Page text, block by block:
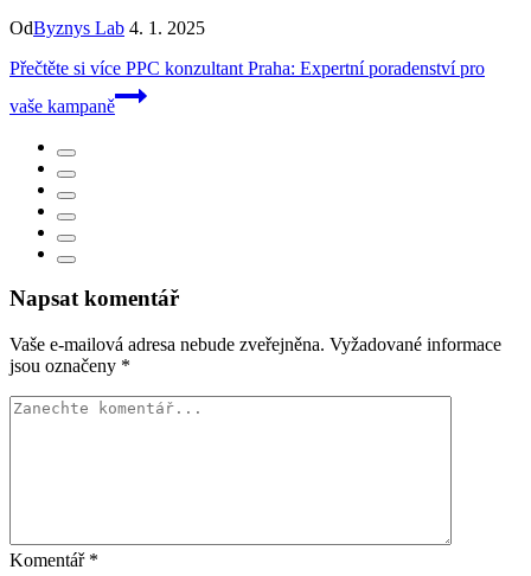
OdByznys Lab 4. 1. 2025
Přečtěte si více PPC konzultant Praha: Expertní poradenství pro
vaše kampaně
Napsat komentář
Vaše e-mailová adresa nebude zveřejněna. Vyžadované informace
jsou označeny *
Komentář *